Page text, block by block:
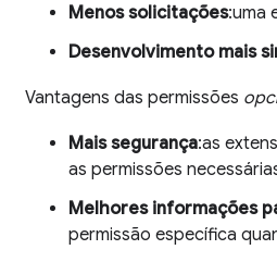
Menos solicitações:uma
Desenvolvimento mais
Vantagens das permissões
Mais segurança:as
as permissões
Melhores informações
permissão específica